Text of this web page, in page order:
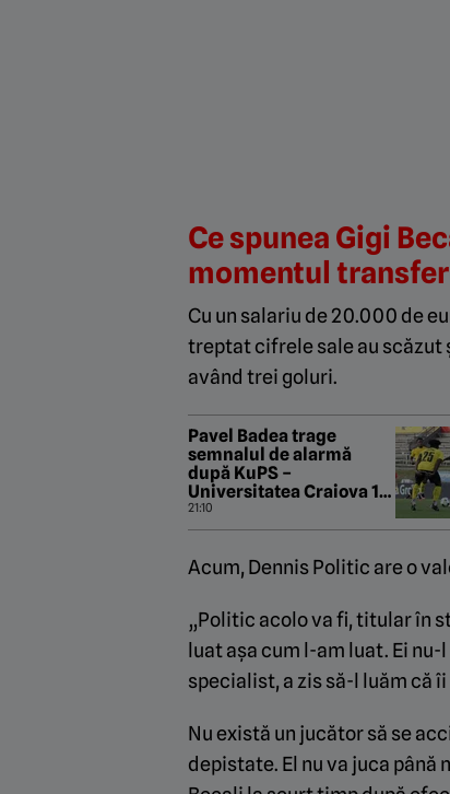
Ce spunea Gigi
momentul
Cu un salariu de 20.000 de
treptat cifrele sale au scăzut
având trei goluri.
Pavel Badea trage
semnalul de alarmă
după KuPS –
Universitatea Craiova 1-
1!
21:10
Acum, Dennis Politic are o
„Politic acolo va fi, titular în
luat așa cum l-am luat. Ei
specialist, a zis să-l luăm că
Nu există un jucător să se
depistate. El nu va juca până